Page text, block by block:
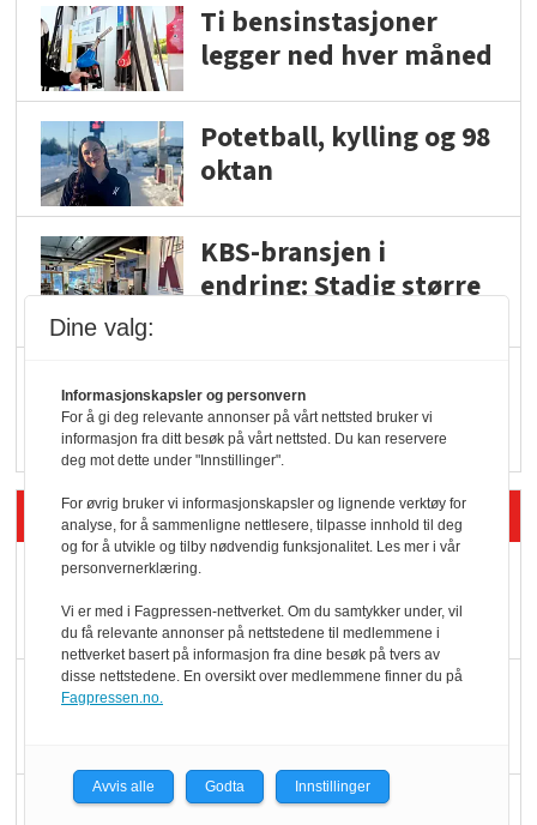
Ti bensinstasjoner
legger ned hver måned
Potetball, kylling og 98
oktan
KBS-bransjen i
endring: Stadig større
Vokser med ferdigmat
i dagligvare
Siste artikler - Butikk i praksis
Rema-flaggskip
dundrer videre
Slik opprettholdes
Færre varer, men fulle
Dine valg:
Informasjonskapsler og personvern
For å gi deg relevante annonser på vårt nettsted bruker vi
informasjon fra ditt besøk på vårt nettsted. Du kan reservere
deg mot dette under "Innstillinger".
For øvrig bruker vi informasjonskapsler og lignende verktøy for
analyse, for å sammenligne nettlesere, tilpasse innhold til deg
og for å utvikle og tilby nødvendig funksjonalitet. Les mer i vår
personvernerklæring.
Vi er med i Fagpressen-nettverket. Om du samtykker under, vil
du få relevante annonser på nettstedene til medlemmene i
nettverket basert på informasjon fra dine besøk på tvers av
disse nettstedene. En oversikt over medlemmene finner du på
Fagpressen.no.
Avvis alle Godta Innstillinger